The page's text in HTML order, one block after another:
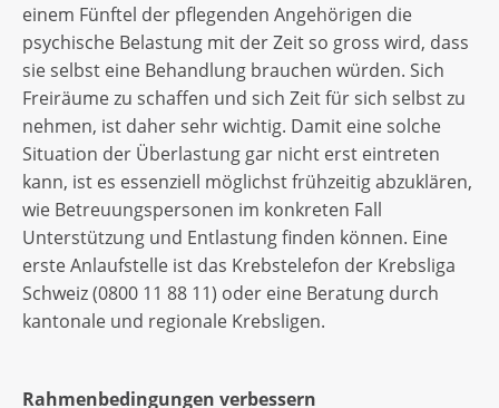
einem Fünftel der pflegenden Angehörigen die
psychische Belastung mit der Zeit so gross wird, dass
sie selbst eine Behandlung brauchen würden. Sich
Freiräume zu schaffen und sich Zeit für sich selbst zu
nehmen, ist daher sehr wichtig. Damit eine solche
Situation der Überlastung gar nicht erst eintreten
kann, ist es essenziell möglichst frühzeitig abzuklären,
wie Betreuungspersonen im konkreten Fall
Unterstützung und Entlastung finden können. Eine
erste Anlaufstelle ist das Krebstelefon der Krebsliga
Schweiz (0800 11 88 11) oder eine Beratung durch
kantonale und regionale Krebsligen.
Rahmenbedingungen verbessern